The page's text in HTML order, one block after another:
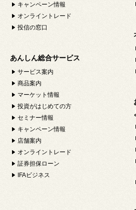
キャンペーン情報
オンライントレード
投信の窓口
あんしん総合サービス
サービス案内
商品案内
マーケット情報
投資がはじめての方
セミナー情報
キャンペーン情報
店舗案内
オンライントレード
証券担保ローン
IFAビジネス